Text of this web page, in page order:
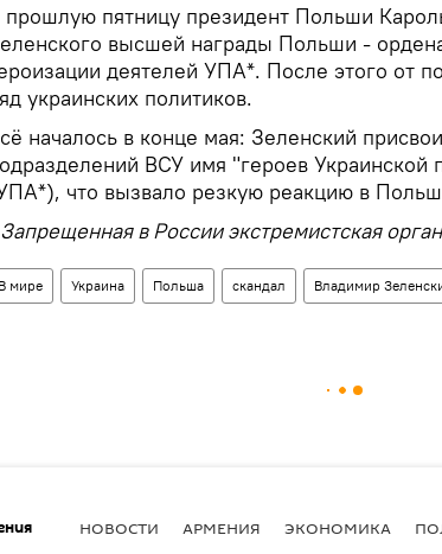
прошлую пятницу президент Польши
высшей награды Польши -
деятелей УПА*. После этого от
украинских политиков.
началось в конце мая: Зеленский
ВСУ имя "героев Украинской
что вызвало резкую реакцию в
в России экстремистская
В мире Украина Польша скандал Владимир
НОВОСТИ АРМЕНИЯ ЭКОНОМИКА